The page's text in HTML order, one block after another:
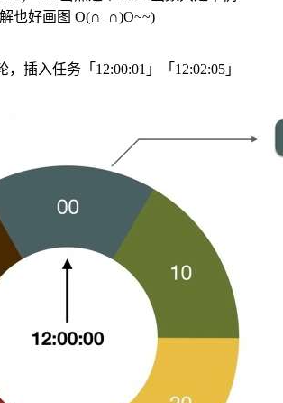
也好画图 O(∩_∩)O~~)
，插入任务「12:00:01」「12:02:05」